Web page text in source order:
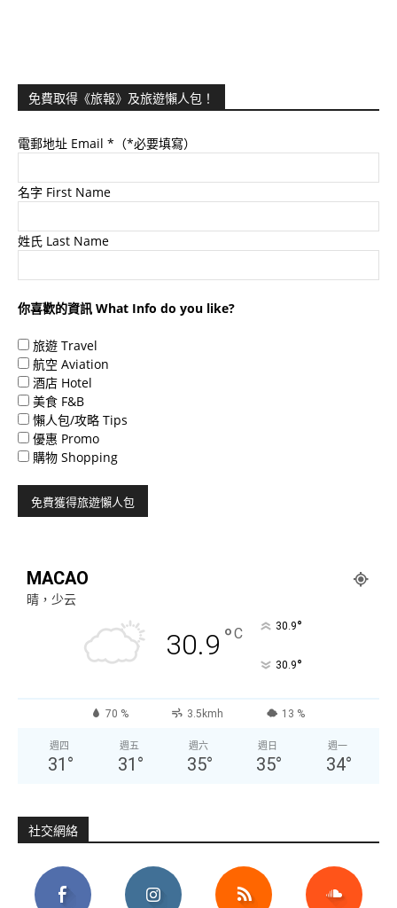
免費取得《旅報》及旅遊懶人包！
電郵地址 Email *（*必要填寫）
名字 First Name
姓氏 Last Name
你喜歡的資訊 What Info do you like?
旅遊 Travel
航空 Aviation
酒店 Hotel
美食 F&B
懶人包/攻略 Tips
優惠 Promo
購物 Shopping
MACAO
晴，少云
30.9 °C 30.9°
30.9°
70 % 3.5kmh 13 %
週四
31 °
週五
31 °
週六
35°
週日
35°
週一
34°
社交網絡